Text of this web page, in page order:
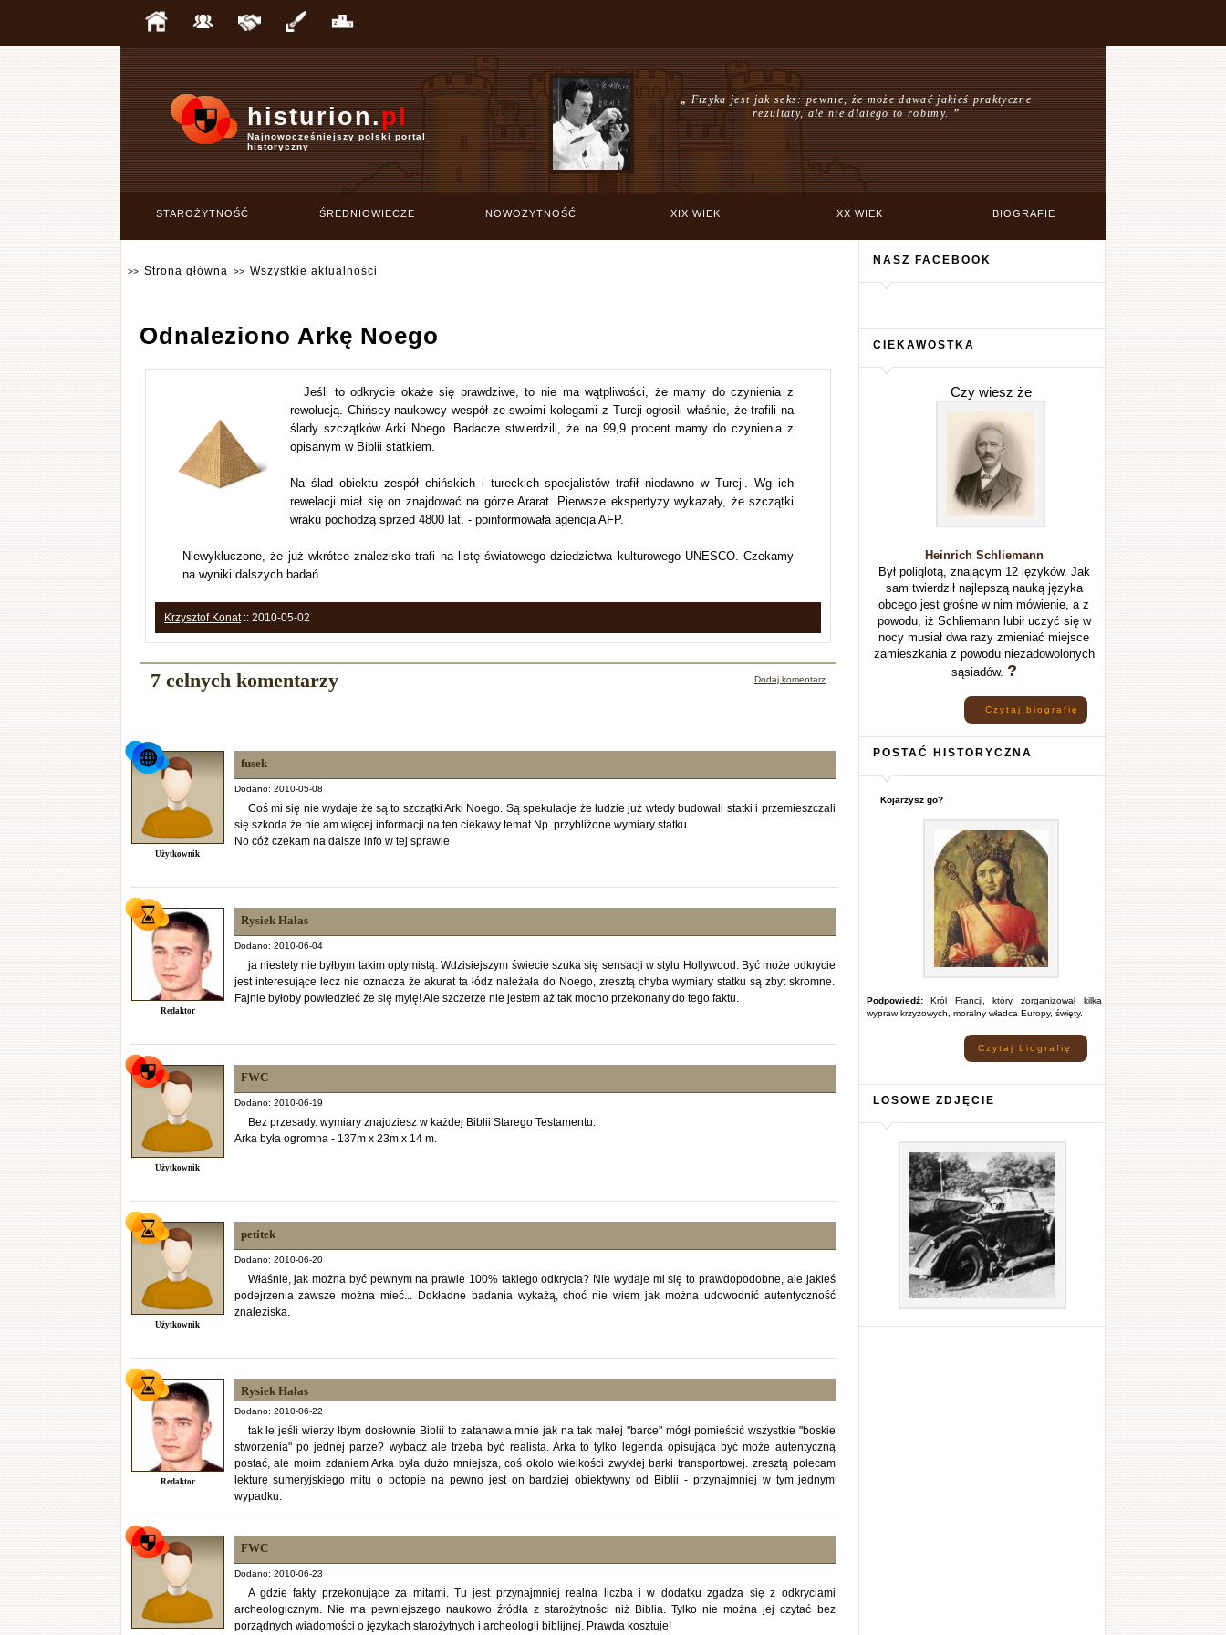
histurion.pl
Najnowocześniejszy polski portal
historyczny
„Fizyka jest jak seks: pewnie, że może dawać jakieś praktyczne
rezultaty, ale nie dlatego to robimy.”
STAROŻYTNOŚĆ ŚREDNIOWIECZE NOWOŻYTNOŚĆ XIX WIEK XX WIEK BIOGRAFIE
>> Strona główna >> Wszystkie aktualności
Odnaleziono Arkę Noego
Jeśli to odkrycie okaże się prawdziwe, to nie ma wątpliwości, że mamy do czynienia z
rewolucją. Chińscy naukowcy wespół ze swoimi kolegami z Turcji ogłosili właśnie, że trafili na
ślady szczątków Arki Noego. Badacze stwierdzili, że na 99,9 procent mamy do czynienia z
opisanym w Biblii statkiem.
Na ślad obiektu zespół chińskich i tureckich specjalistów trafił niedawno w Turcji. Wg ich
rewelacji miał się on znajdować na górze Ararat. Pierwsze ekspertyzy wykazały, że szczątki
wraku pochodzą sprzed 4800 lat. - poinformowała agencja AFP.
Niewykluczone, że już wkrótce znalezisko trafi na listę światowego dziedzictwa kulturowego UNESCO. Czekamy
na wyniki dalszych badań.
Krzysztof Konat:: 2010-05-02
7 celnych komentarzy Dodaj komentarz
Użytkownik
fusek
Dodano: 2010-05-08
Coś mi się nie wydaje że są to szczątki Arki Noego. Są spekulacje że ludzie już wtedy budowali statki i przemieszczali
się szkoda że nie am więcej informacji na ten ciekawy temat Np. przybliżone wymiary statku
No cóż czekam na dalsze info w tej sprawie
Redaktor
Rysiek Hałas
Dodano: 2010-06-04
ja niestety nie byłbym takim optymistą. Wdzisiejszym świecie szuka się sensacji w stylu Hollywood. Być może odkrycie
jest interesujące lecz nie oznacza że akurat ta łódz należała do Noego, zresztą chyba wymiary statku są zbyt skromne.
Fajnie byłoby powiedzieć że się mylę! Ale szczerze nie jestem aż tak mocno przekonany do tego faktu.
Użytkownik
FWC
Dodano: 2010-06-19
Bez przesady. wymiary znajdziesz w każdej Biblii Starego Testamentu.
Arka była ogromna - 137m x 23m x 14 m.
Użytkownik
petitek
Dodano: 2010-06-20
Właśnie, jak można być pewnym na prawie 100% takiego odkrycia? Nie wydaje mi się to prawdopodobne, ale jakieś
podejrzenia zawsze można mieć... Dokładne badania wykażą, choć nie wiem jak można udowodnić autentyczność
znaleziska.
Redaktor
Rysiek Hałas
Dodano: 2010-06-22
tak le jeśli wierzy łbym dosłownie Biblii to zatanawia mnie jak na tak małej "barce" mógł pomieścić wszystkie "boskie
stworzenia" po jednej parze? wybacz ale trzeba być realistą. Arka to tylko legenda opisująca być może autentyczną
postać, ale moim zdaniem Arka była dużo mniejsza, coś około wielkości zwykłej barki transportowej. zresztą polecam
lekturę sumeryjskiego mitu o potopie na pewno jest on bardziej obiektywny od Biblii - przynajmniej w tym jednym
wypadku.
FWC
Dodano: 2010-06-23
A gdzie fakty przekonujące za mitami. Tu jest przynajmniej realna liczba i w dodatku zgadza się z odkryciami
archeologicznym. Nie ma pewniejszego naukowo źródła z starożytności niż Biblia. Tylko nie można jej czytać bez
porządnych wiadomości o językach starożytnych i archeologii biblijnej. Prawda kosztuje!
NASZ FACEBOOK
CIEKAWOSTKA
Czy wiesz że
Heinrich Schliemann
Był poliglotą, znającym 12 języków. Jak
sam twierdził najlepszą nauką języka
obcego jest głośne w nim mówienie, a z
powodu, iż Schliemann lubił uczyć się w
nocy musiał dwa razy zmieniać miejsce
zamieszkania z powodu niezadowolonych
sąsiadów. ?
Czytaj biografię
POSTAĆ HISTORYCZNA
Kojarzysz go?
Podpowiedź:Król Francji, który zorganizował kilka
wypraw krzyżowych, moralny władca Europy, święty.
Czytaj biografię
LOSOWE ZDJĘCIE